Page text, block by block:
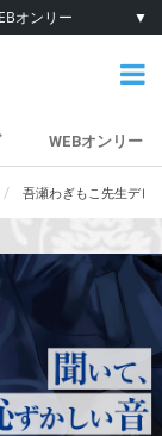
オンリー ▼
WEBオンリー
吾瀬わぎもこ先生デビ